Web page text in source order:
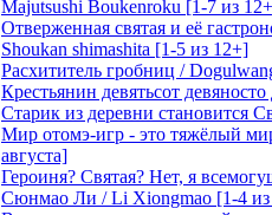
Majutsushi Boukenroku [1-7 из
Отверженная святая и её
Shoukan shimashita [1-5 из 12+]
Расхититель гробниц /
Крестьянин девятьсот
Старик из деревни становится
Мир отомэ-игр - это тяжёлый
августа]
Героиня? Святая? Нет, я
Сюнмао Ли / Li Xiongmao [1-4